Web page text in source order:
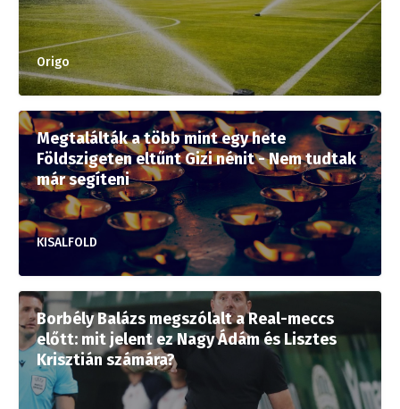
Origo
Megtalálták a több mint egy hete
Földszigeten eltűnt Gizi nénit - Nem tudtak
már segíteni
KISALFOLD
Borbély Balázs megszólalt a Real-meccs
előtt: mit jelent ez Nagy Ádám és Lisztes
Krisztián számára?